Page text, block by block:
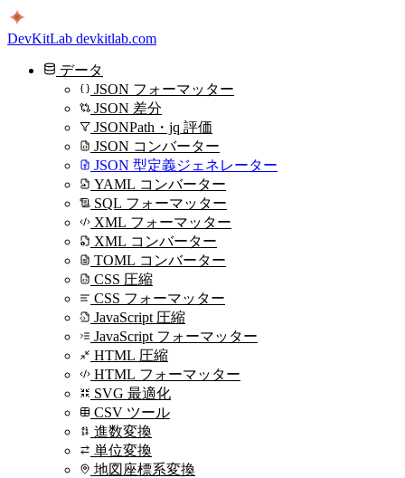
DevKitLab devkitlab.com
データ
JSON フォーマッター
JSON 差分
JSONPath・jq 評価
JSON コンバーター
JSON 型定義ジェネレーター
YAML コンバーター
SQL フォーマッター
XML フォーマッター
XML コンバーター
TOML コンバーター
CSS 圧縮
CSS フォーマッター
JavaScript 圧縮
JavaScript フォーマッター
HTML 圧縮
HTML フォーマッター
SVG 最適化
CSV ツール
進数変換
単位変換
地図座標系変換